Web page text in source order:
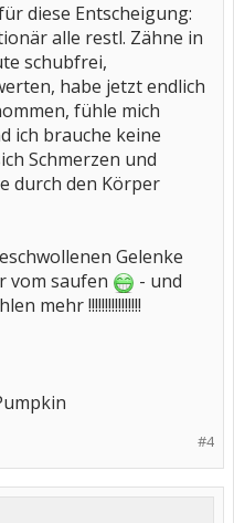
diese Entscheigung:
alle restl. Zähne in
schubfrei,
habe jetzt endlich
fühle mich
ich brauche keine
Schmerzen und
durch den Körper
Gelenke
vom saufen
- und
mehr !!!!!!!!!!!!!!!!
#4